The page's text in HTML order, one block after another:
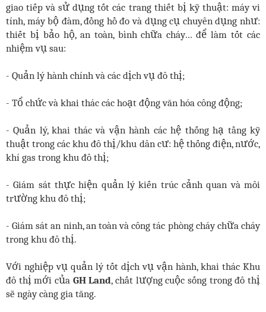
giao tiếp và sử dụng tốt các trang thiết bị kỹ thuật: máy vi
tính, máy bộ đàm, đồng hồ đo và dụng cụ chuyên dụng như:
thiết bị bảo hộ, an toàn, bình chữa cháy… để làm tốt các
nhiệm vụ sau:
- Quản lý hành chính và các dịch vụ đô thị;
- Tổ chức và khai thác các hoạt động văn hóa công động;
- Quản lý, khai thác và vận hành các hệ thống hạ tầng kỹ
thuật trong các khu đô thị/khu dân cư: hệ thống điện, nước,
khí gas trong khu đô thị;
- Giám sát thực hiện quản lý kiến trúc cảnh quan và môi
trường khu đô thị;
- Giám sát an ninh, an toàn và công tác phòng cháy chữa cháy
trong khu đô thị.
Với nghiệp vụ quản lý tốt dịch vụ vận hành, khai thác Khu
đô thị mới của GH Land, chất lượng cuộc sống trong đô thị
sẽ ngày càng gia tăng.